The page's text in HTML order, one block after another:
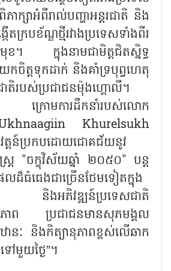
ាក្សាអំពីរាល់បញ្ហាអន្តរជាតិ និង
តក្របខ័ណ្ឌថ្មីរវាងប្រទេសទាំងពីរ
មុខ។ ក្នុងនាមជាមិត្តជិតស្និទ្ធ
ចិត្តទុកដាក់ និងគាំទ្របុព្វហេតុ
ាតិរបស់ប្រជាជនម៉ុងហ្គោលី។
ក្រោមការដឹកនាំរបស់លោក
Khurelsukh
តន៍ប្រកបដោយជោគជ័យនូវ
រ "ចក្ខុវិស័យឆ្នាំ ២០៥០" បន្ត
ដ៏ធំធេងជាច្រើនថែមទៀតក្នុង
និងអភិវឌ្ឍន៍ប្រទេសជាតិ
ាព ប្រជាជនមានសុភមង្គល
នៈ និងកិត្យានុភាពខ្ពស់លើឆាក
ៅមួយថ្ងៃ”។